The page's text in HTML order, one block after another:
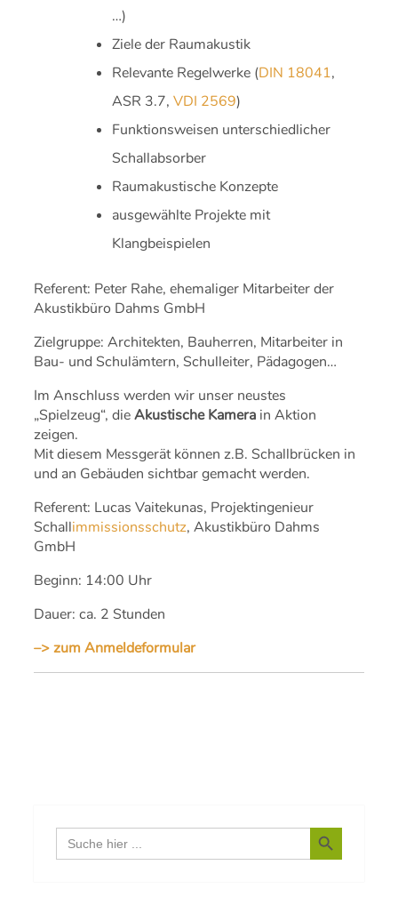
…)
Ziele der Raumakustik
Relevante Regelwerke (DIN 18041,
ASR 3.7,VDI 2569)
Funktionsweisen unterschiedlicher
Schallabsorber
Raumakustische Konzepte
ausgewählte Projekte mit
Klangbeispielen
Referent: Peter Rahe, ehemaliger Mitarbeiter der
Akustikbüro Dahms GmbH
Zielgruppe: Architekten, Bauherren, Mitarbeiter in
Bau- und Schulämtern, Schulleiter, Pädagogen…
Im Anschluss werden wir unser neustes
„Spielzeug“, dieAkustische Kamera in Aktion
zeigen.
Mit diesem Messgerät können z.B. Schallbrücken in
und an Gebäuden sichtbar gemacht werden.
Referent: Lucas Vaitekunas, Projektingenieur
Schallimmissionsschutz, Akustikbüro Dahms
GmbH
Beginn: 14:00 Uhr
Dauer: ca. 2 Stunden
–> zum Anmeldeformular
Search
for:
Search Button